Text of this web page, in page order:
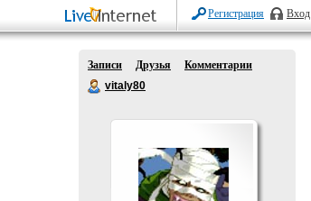
Регистрация Вход
Записи Друзья
Комментарии
vitaly80